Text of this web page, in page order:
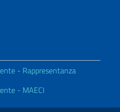
- Rappresentanza
- MAECI